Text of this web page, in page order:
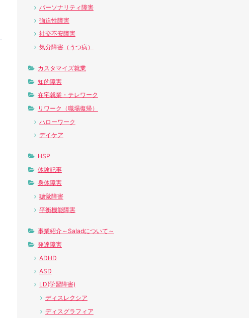
パーソナリティ障害
強迫性障害
社交不安障害
気分障害（うつ病）
カスタマイズ就業
知的障害
在宅就業・テレワーク
リワーク（職場復帰）
ハローワーク
デイケア
HSP
体験記事
身体障害
聴覚障害
平衡機能障害
事業紹介～Saladについて～
発達障害
ADHD
ASD
LD(学習障害)
ディスレクシア
ディスグラフィア